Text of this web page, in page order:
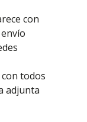
con
con todos
adjunta